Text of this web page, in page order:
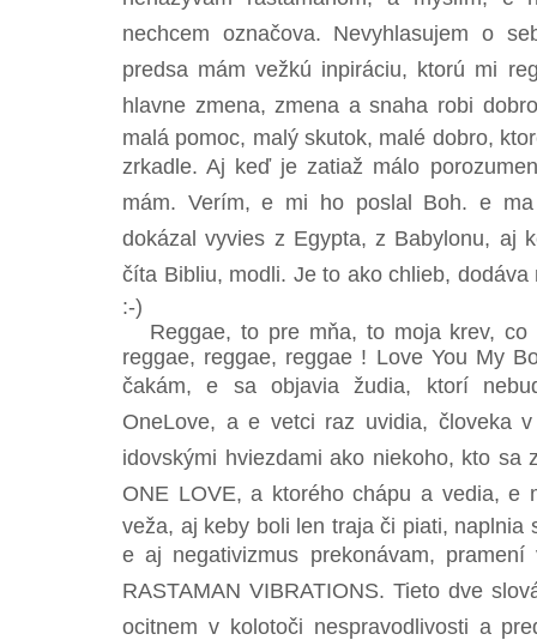
nechcem označova. Nevyhlasujem o
predsa mám vežkú inpiráciu, ktorú mi
hlavne zmena, zmena a snaha robi
malá pomoc, malý skutok, malé dobro,
zrkadle. Aj keď je zatiaž málo
mám. Verím, e mi ho poslal Boh. e
dokázal vyvies z Egypta, z Babylonu, aj
číta Bibliu, modli. Je to ako chlieb,
:-)
Reggae, to pre mňa, to moja krev, co
reggae, reggae, reggae ! Love You My
čakám, e sa objavia žudia, ktorí
OneLove, a e vetci raz uvidia, človeka
idovskými hviezdami ako niekoho, kto sa
ONE LOVE, a ktorého chápu a vedia, e
veža, aj keby boli len traja či piati, naplnia
e aj negativizmus prekonávam,
RASTAMAN VIBRATIONS. Tieto dve
ocitnem v kolotoči nespravodlivosti a